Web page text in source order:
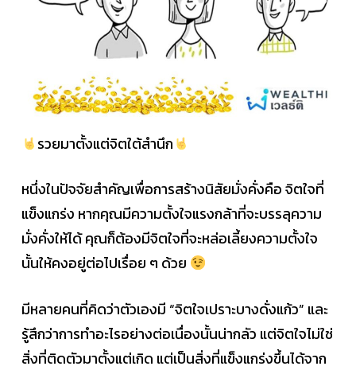
รวยมาตั้งแต่จิตใต้สำนึก
หนึ่งในปัจจัยสำคัญเพื่อการสร้างนิสัยมั่งคั่งคือ จิตใจที่
แข็งแกร่ง หากคุณมีความตั้งใจแรงกล้าที่จะบรรลุความ
มั่งคั่งให้ได้ คุณก็ต้องมีจิตใจที่จะหล่อเลี้ยงความตั้งใจ
นั้นให้คงอยู่ต่อไปเรื่อย ๆ ด้วย
มีหลายคนที่คิดว่าตัวเองมี “จิตใจเปราะบางดั่งแก้ว” และ
รู้สึกว่าการทำอะไรอย่างต่อเนื่องนั้นน่ากลัว แต่จิตใจไม่ใช่
สิ่งที่ติดตัวมาตั้งแต่เกิด แต่เป็นสิ่งที่แข็งแกร่งขึ้นได้จาก